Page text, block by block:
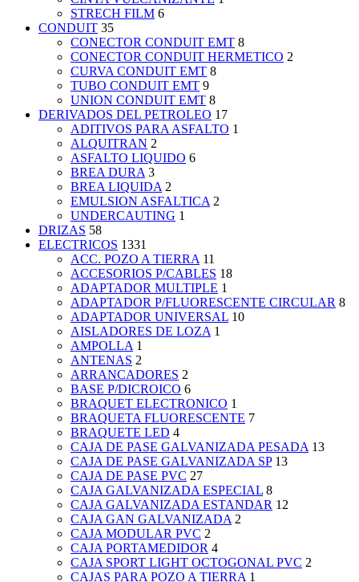
STRECH FILM 6
CONDUIT 35
CONECTOR CONDUIT EMT 8
CONECTOR CONDUIT HERMETICO 2
CURVA CONDUIT EMT 8
TUBO CONDUIT EMT 9
UNION CONDUIT EMT 8
DERIVADOS DEL PETROLEO 17
ADITIVOS PARA ASFALTO 1
ALQUITRAN 2
ASFALTO LIQUIDO 6
BREA DURA 3
BREA LIQUIDA 2
EMULSION ASFALTICA 2
UNDERCAUTING 1
DRIZAS 58
ELECTRICOS 1331
ACC. POZO A TIERRA 11
ACCESORIOS P/CABLES 18
ADAPTADOR MULTIPLE 1
ADAPTADOR P/FLUORESCENTE CIRCULAR 8
ADAPTADOR UNIVERSAL 10
AISLADORES DE LOZA 1
AMPOLLA 1
ANTENAS 2
ARRANCADORES 2
BASE P/DICROICO 6
BRAQUET ELECTRONICO 1
BRAQUETA FLUORESCENTE 7
BRAQUETE LED 4
CAJA DE PASE GALVANIZADA PESADA 13
CAJA DE PASE GALVANIZADA SP 13
CAJA DE PASE PVC 27
CAJA GALVANIZADA ESPECIAL 8
CAJA GALVANIZADA ESTANDAR 12
CAJA GAN GALVANIZADA 2
CAJA MODULAR PVC 2
CAJA PORTAMEDIDOR 4
CAJA SPORT LIGHT OCTOGONAL PVC 2
CAJAS PARA POZO A TIERRA 1